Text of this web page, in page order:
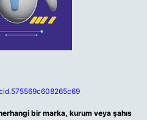
bir marka, kurum veya şahıs